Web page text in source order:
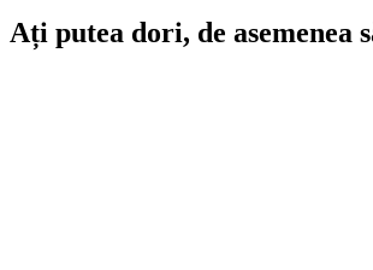
Ați putea dori, de asemenea